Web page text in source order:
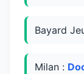
Bayard
Milan :